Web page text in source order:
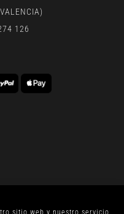
sitio web y nuestro servicio.
126